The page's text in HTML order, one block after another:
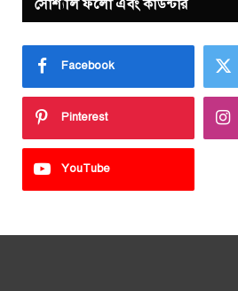
সোশ্যাল ফলো এবং কাউন্টার
Facebook
Pinterest
YouTube